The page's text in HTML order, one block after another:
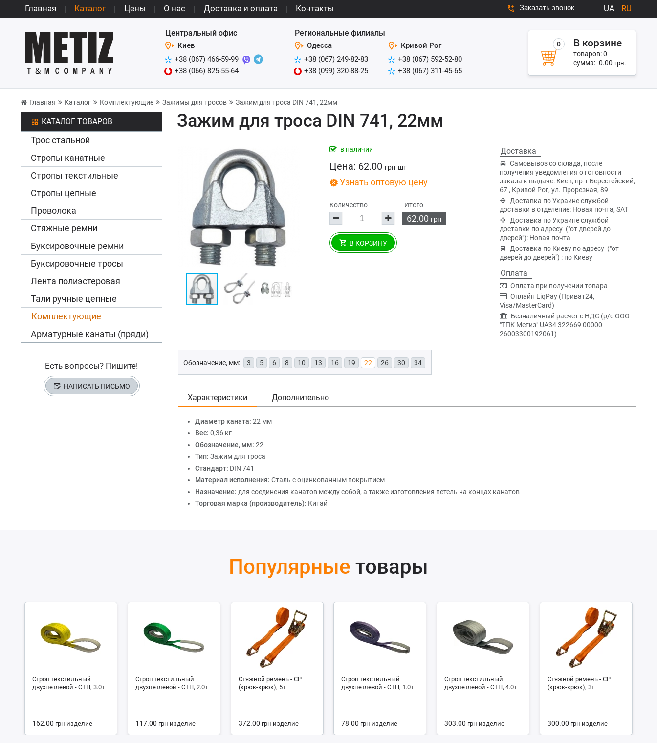
Главная Каталог Цены О нас Доставка и оплата Контакты Заказать звонок UA RU
Центральный офис
Киев
+38 (067) 466-59-99
+38 (066) 825-55-64
Региональные филиалы
Одесса
+38 (067) 249-82-83
+38 (099) 320-88-25
Кривой Рог
+38 (067) 592-52-80
+38 (067) 311-45-65
0 В корзине
товаров:0
сумма: 0.00 грн.
Главная Каталог Комплектующие Зажимы для тросов Зажим для троса DIN 741, 22мм
КАТАЛОГ ТОВАРОВ
Трос стальной
Стропы канатные
Стропы текстильные
Стропы цепные
Проволока
Стяжные ремни
Буксировочные ремни
Буксировочные тросы
Лента полиэстеровая
Тали ручные цепные
Комплектующие
Арматурные канаты (пряди)
Есть вопросы? Пишите!
НАПИСАТЬ ПИСЬМО
Зажим для троса DIN 741, 22мм
в наличии
Цена: 62.00 грн шт
Узнать оптовую цену
Количество Итого
62.00 грн
В КОРЗИНУ
Доставка
Самовывоз со склада, после
получения уведомления о готовности
заказа к выдаче: Киев, пр-т Берестейский,
67 , Кривой Рог, ул. Прорезная, 89
Доставка по Украине службой
доставки в отделение: Новая почта, SAT
Доставка по Украине службой
доставки по адресу ("от дверей до
дверей"): Новая почта
Доставка по Киеву по адресу ("от
дверей до дверей") : по Киеву
Оплата
Оплата при получении товара
Онлайн LiqPay (Приват24,
Visa/MasterCard)
Безналичный расчет с НДС (р/c ООО
"ТПК Метиз" UA34 322669 00000
26003300192061)
Обозначение, мм: 3 5 6 8 10 13 16 19 22 26 30 34
Характеристики Дополнительно
Диаметр каната: 22 мм
Вес: 0,36 кг
Обозначение, мм: 22
Тип: Зажим для троса
Стандарт: DIN 741
Материал исполнения: Сталь с оцинкованным покрытием
Назначение: для соединения канатов между собой, а также изготовления петель на концах канатов
Торговая марка (производитель): Китай
Популярные товары
Строп текстильный
двухпетлевой - СТП, 3.0т
162.00 грн изделие
Строп текстильный
двухпетлевой - СТП, 2.0т
117.00 грн изделие
Стяжной ремень - СР
(крюк-крюк), 5т
372.00 грн изделие
Строп текстильный
двухпетлевой - СТП, 1.0т
78.00 грн изделие
Строп текстильный
двухпетлевой - СТП, 4.0т
303.00 грн изделие
Стяжной ремень - СР
(крюк-крюк), 3т
300.00 грн изделие